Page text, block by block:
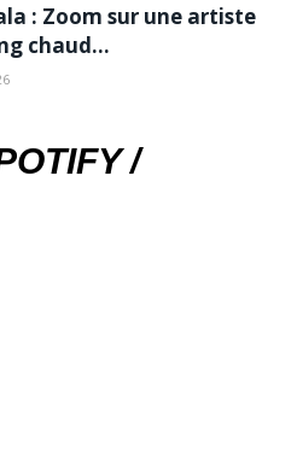
: Zoom sur une artiste
chaud…
/